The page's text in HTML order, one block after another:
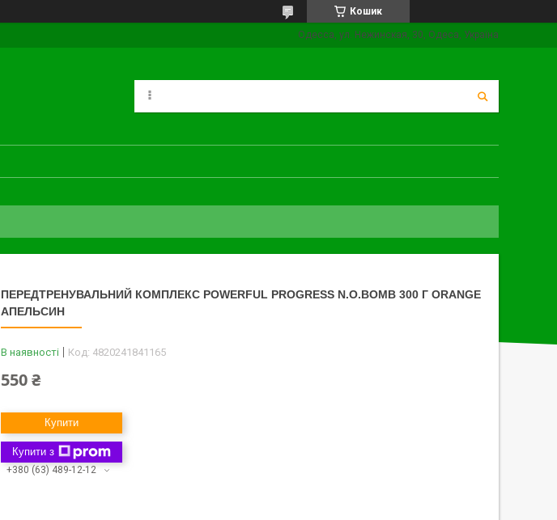
Кошик
Одесса, ул. Нежинская, 30, Одеса, Україна
ПЕРЕДТРЕНУВАЛЬНИЙ КОМПЛЕКС POWERFUL PROGRESS N.O.BOMB 300 Г ORANGE
АПЕЛЬСИН
В наявності Код: 4820241841165
550 ₴
Купити
Купити з
+380 (63) 489-12-12